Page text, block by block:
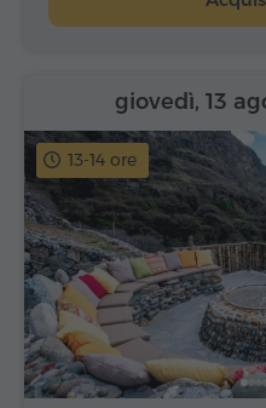
13-14 ore
giovedì, 13